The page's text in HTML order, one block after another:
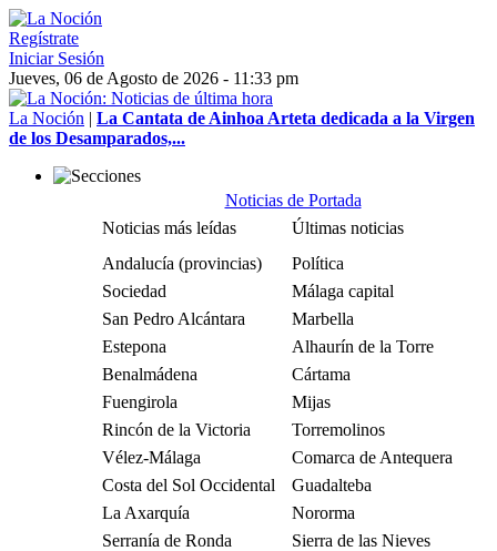
Regístrate
Iniciar Sesión
Jueves, 06 de Agosto de 2026 - 11:33 pm
La Noción | La Cantata de Ainhoa Arteta dedicada a la Virgen
de los Desamparados,...
Noticias de Portada
Noticias más leídas
Últimas noticias
Andalucía (provincias)
Política
Sociedad
Málaga capital
San Pedro Alcántara
Marbella
Estepona
Alhaurín de la Torre
Benalmádena
Cártama
Fuengirola
Mijas
Rincón de la Victoria
Torremolinos
Vélez-Málaga
Comarca de Antequera
Costa del Sol Occidental
Guadalteba
La Axarquía
Nororma
Serranía de Ronda
Sierra de las Nieves